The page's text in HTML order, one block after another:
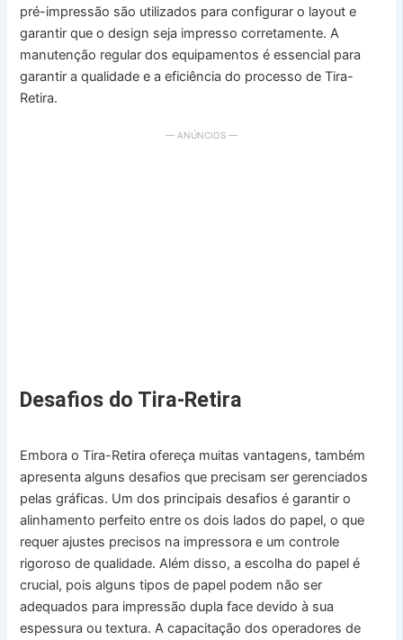
pré-impressão são utilizados para configurar o layout e
garantir que o design seja impresso corretamente. A
manutenção regular dos equipamentos é essencial para
garantir a qualidade e a eficiência do processo de Tira-
Retira.
— ANÚNCIOS —
Desafios do Tira-Retira
Embora o Tira-Retira ofereça muitas vantagens, também
apresenta alguns desafios que precisam ser gerenciados
pelas gráficas. Um dos principais desafios é garantir o
alinhamento perfeito entre os dois lados do papel, o que
requer ajustes precisos na impressora e um controle
rigoroso de qualidade. Além disso, a escolha do papel é
crucial, pois alguns tipos de papel podem não ser
adequados para impressão dupla face devido à sua
espessura ou textura. A capacitação dos operadores de